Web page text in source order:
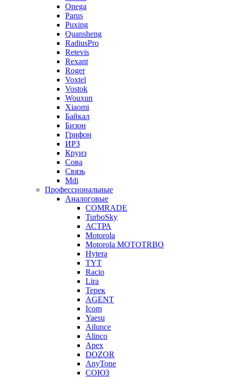
Onega
Parus
Puxing
Quansheng
RadiusPro
Retevis
Rexant
Roger
Voxtel
Vostok
Wouxun
Xiaomi
Байкал
Бизон
Грифон
ИРЗ
Круиз
Сова
Связь
Mdi
Профессиональные
Аналоговые
COMRADE
TurboSky
АСТРА
Motorola
Motorola MOTOTRBO
Hytera
TYT
Racio
Lira
Терек
AGENT
Icom
Yaesu
Ailunce
Alinco
Apex
DOZOR
AnyTone
СОЮЗ